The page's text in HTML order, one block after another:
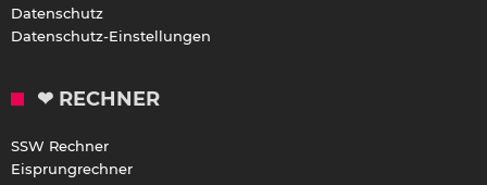
Datenschutz
Datenschutz-Einstellungen
❤ RECHNER
SSW Rechner
Eisprungrechner